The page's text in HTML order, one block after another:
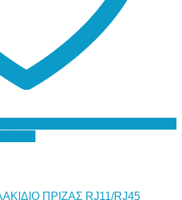
ΠΡΙΖΑΣ RJ11/RJ45